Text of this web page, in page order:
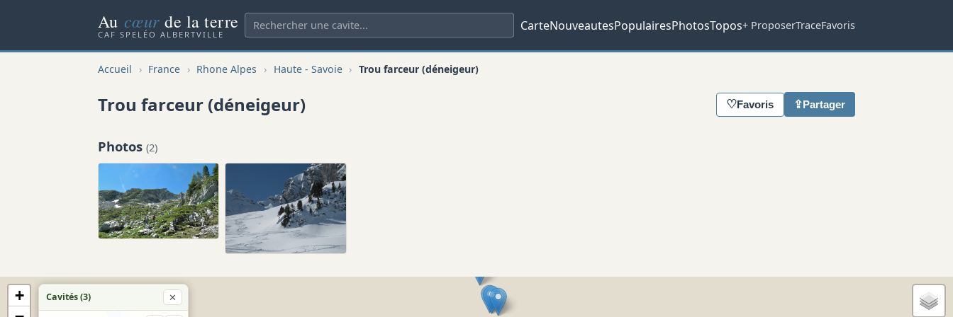
Au cœur de la terre
CAF SPELÉO ALBERTVILLE
CarteNouveautesPopulairesPhotosTopos+ ProposerTraceFavoris
Accueil › France › Rhone Alpes › Haute - Savoie › Trou farceur (déneigeur)
Trou farceur (déneigeur) ♡Favoris ⇪ Partager
Photos (2)
+
Cavités (3) ✕